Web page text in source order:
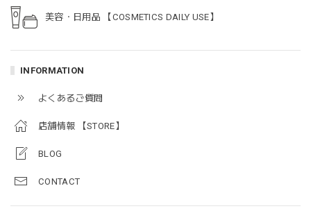
美容・日用品 【COSMETICS DAILY USE】
INFORMATION
よくあるご質問
店舗情報 【STORE】
BLOG
CONTACT